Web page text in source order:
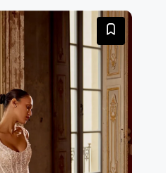
con un bordo in pizzo